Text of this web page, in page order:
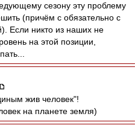
сезону эту проблему
(причём с обязательно с
Если никто из наших не
на этой позиции,
жив человек"!
на планете земля)